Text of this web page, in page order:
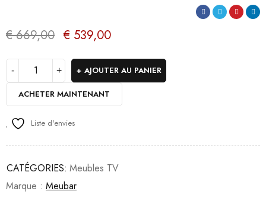
€669,00 € 539,00
AJOUTER AU PANIER
ACHETER MAINTENANT
Liste d'envies
CATÉGORIES: Meubles TV
Marque : Meubar